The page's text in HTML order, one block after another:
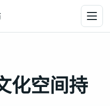
化空间持